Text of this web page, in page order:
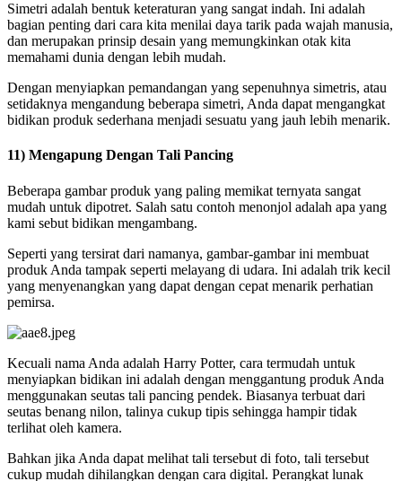
Simetri adalah bentuk keteraturan yang sangat indah. Ini adalah
bagian penting dari cara kita menilai daya tarik pada wajah manusia,
dan merupakan prinsip desain yang memungkinkan otak kita
memahami dunia dengan lebih mudah.
​​Dengan menyiapkan pemandangan yang sepenuhnya simetris, atau
setidaknya mengandung beberapa simetri, Anda dapat mengangkat
bidikan produk sederhana menjadi sesuatu yang jauh lebih menarik.
11) Mengapung Dengan Tali Pancing
Beberapa gambar produk yang paling memikat ternyata sangat
mudah untuk dipotret. Salah satu contoh menonjol adalah apa yang
kami sebut bidikan mengambang.
Seperti yang tersirat dari namanya, gambar-gambar ini membuat
produk Anda tampak seperti melayang di udara. Ini adalah trik kecil
yang menyenangkan yang dapat dengan cepat menarik perhatian
pemirsa.
Kecuali nama Anda adalah Harry Potter, cara termudah untuk
menyiapkan bidikan ini adalah dengan menggantung produk Anda
menggunakan seutas tali pancing pendek. Biasanya terbuat dari
seutas benang nilon, talinya cukup tipis sehingga hampir tidak
terlihat oleh kamera.
Bahkan jika Anda dapat melihat tali tersebut di foto, tali tersebut
cukup mudah dihilangkan dengan cara digital. Perangkat lunak